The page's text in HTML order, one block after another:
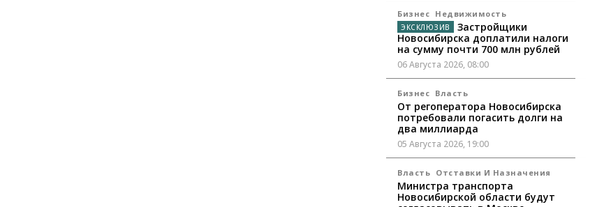
Бизнес Недвижимость
Застройщики
Новосибирска доплатили налоги
на сумму почти 700 млн рублей
06 Августа 2026, 08:00
Бизнес Власть
От регоператора Новосибирска
потребовали погасить долги на
два миллиарда
05 Августа 2026, 19:00
Власть Отставки И Назначения
Министра транспорта
Новосибирской области будут